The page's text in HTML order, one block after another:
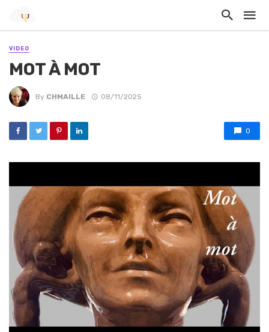
VIDEO
MOT À MOT
By CHMAILLE 08/11/2025
0